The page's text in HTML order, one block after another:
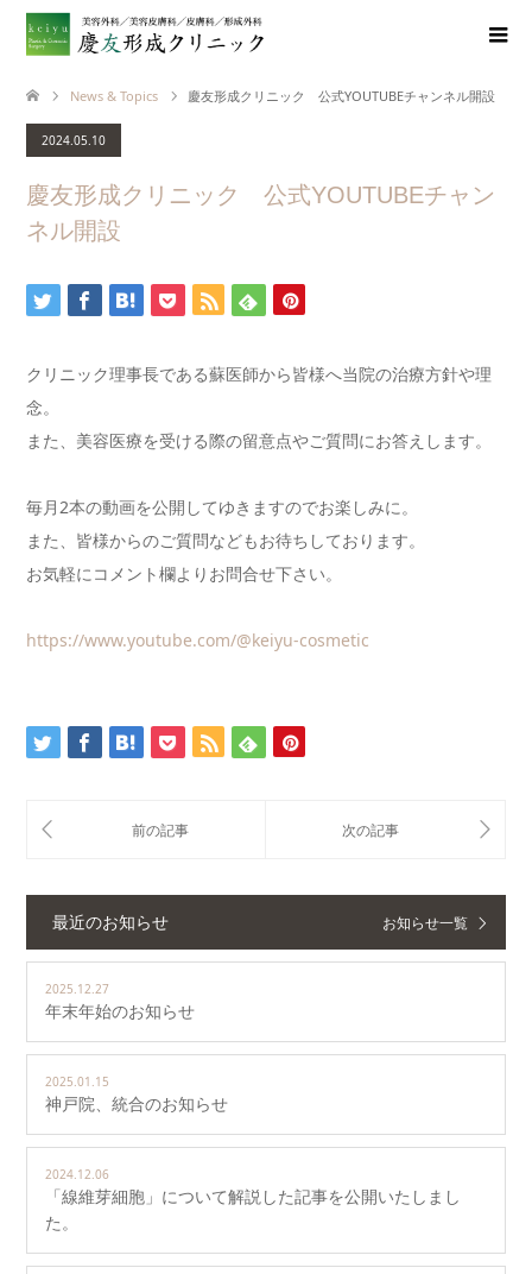
News & Topics 慶友形成クリニック 公式YOUTUBEチャンネル開設
2024.05.10
慶友形成クリニック 公式YOUTUBEチャン
ネル開設
クリニック理事長である蘇医師から皆様へ当院の治療方針や理
念。
また、美容医療を受ける際の留意点やご質問にお答えします。
毎月2本の動画を公開してゆきますのでお楽しみに。
また、皆様からのご質問などもお待ちしております。
お気軽にコメント欄よりお問合せ下さい。
https://www.youtube.com/@keiyu-cosmetic
最近のお知らせ お知らせ一覧
2025.12.27
年末年始のお知らせ
2025.01.15
神戸院、統合のお知らせ
2024.12.06
「線維芽細胞」について解説した記事を公開いたしまし
た。